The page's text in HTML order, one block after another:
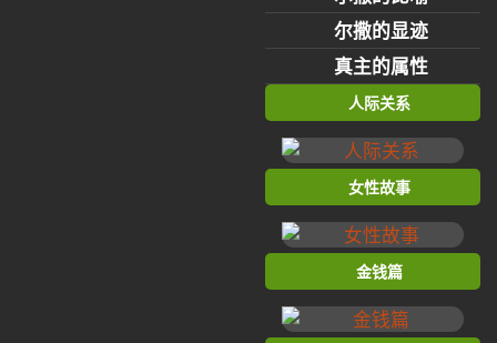
尔撒的显迹
真主的属性
人际关系
女性故事
金钱篇